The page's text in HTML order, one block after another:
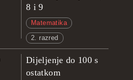
8 i 9
Matematika
2. razred
Dijeljenje do 100 s
ostatkom